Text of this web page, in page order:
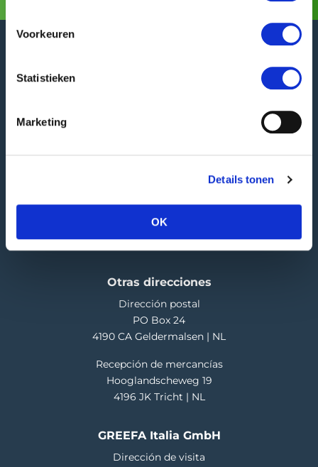
Voorkeuren
Statistieken
Marketing
Details tonen
OK
4196 JB Tricht | NL
Cámara de Comercio (NL): 11016475
Número de IVA: NL006390493B01
Otras direcciones
Dirección postal
PO Box 24
4190 CA Geldermalsen | NL
Recepción de mercancías
Hooglandscheweg 19
4196 JK Tricht | NL
GREEFA Italia GmbH
Dirección de visita